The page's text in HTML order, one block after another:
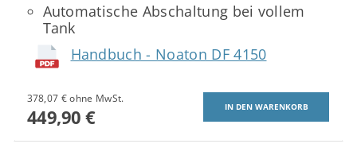
Automatische Abschaltung bei vollem
Tank
Handbuch - Noaton DF 4150
378,07 € ohne MwSt.
449,90 €